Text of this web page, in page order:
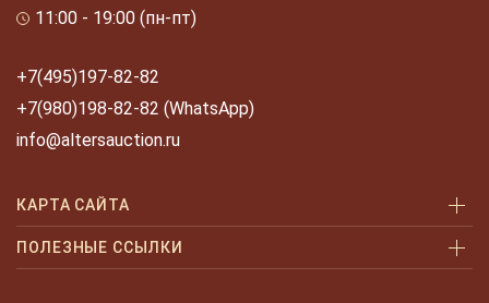
11:00 - 19:00 (пн-пт)
+7(495)197-82-82
+7(980)198-82-82 (WhatsApp)
info@altersauction.ru
КАРТА САЙТА
Аукционы
ПОЛЕЗНЫЕ ССЫЛКИ